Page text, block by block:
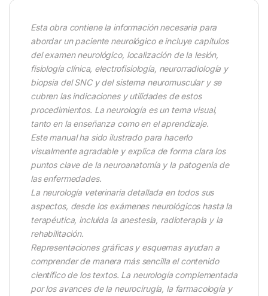
Esta obra contiene la información necesaria para
abordar un paciente neurológico e incluye capítulos
del examen neurológico, localización de la lesión,
fisiología clínica, electrofisiología, neurorradiología y
biopsia del SNC y del sistema neuromuscular y se
cubren las indicaciones y utilidades de estos
procedimientos. La neurología es un tema visual,
tanto en la enseñanza como en el aprendizaje.
Este manual ha sido ilustrado para hacerlo
visualmente agradable y explica de forma clara los
puntos clave de la neuroanatomía y la patogenia de
las enfermedades.
La neurología veterinaria detallada en todos sus
aspectos, desde los exámenes neurológicos hasta la
terapéutica, incluida la anestesia, radioterapia y la
rehabilitación.
Representaciones gráficas y esquemas ayudan a
comprender de manera más sencilla el contenido
científico de los textos. La neurología complementada
por los avances de la neurocirugía, la farmacología y